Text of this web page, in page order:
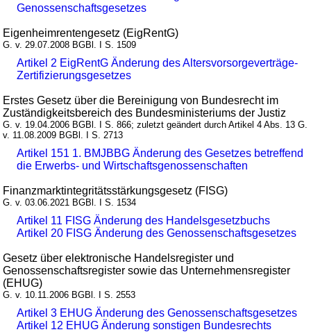
Genossenschaftsgesetzes
Eigenheimrentengesetz (EigRentG)
G. v. 29.07.2008 BGBl. I S. 1509
Artikel 2 EigRentG Änderung des Altersvorsorgeverträge-
Zertifizierungsgesetzes
Erstes Gesetz über die Bereinigung von Bundesrecht im
Zuständigkeitsbereich des Bundesministeriums der Justiz
G. v. 19.04.2006 BGBl. I S. 866; zuletzt geändert durch Artikel 4 Abs. 13 G.
v. 11.08.2009 BGBl. I S. 2713
Artikel 151 1. BMJBBG Änderung des Gesetzes betreffend
die Erwerbs- und Wirtschaftsgenossenschaften
Finanzmarktintegritätsstärkungsgesetz (FISG)
G. v. 03.06.2021 BGBl. I S. 1534
Artikel 11 FISG Änderung des Handelsgesetzbuchs
Artikel 20 FISG Änderung des Genossenschaftsgesetzes
Gesetz über elektronische Handelsregister und
Genossenschaftsregister sowie das Unternehmensregister
(EHUG)
G. v. 10.11.2006 BGBl. I S. 2553
Artikel 3 EHUG Änderung des Genossenschaftsgesetzes
Artikel 12 EHUG Änderung sonstigen Bundesrechts